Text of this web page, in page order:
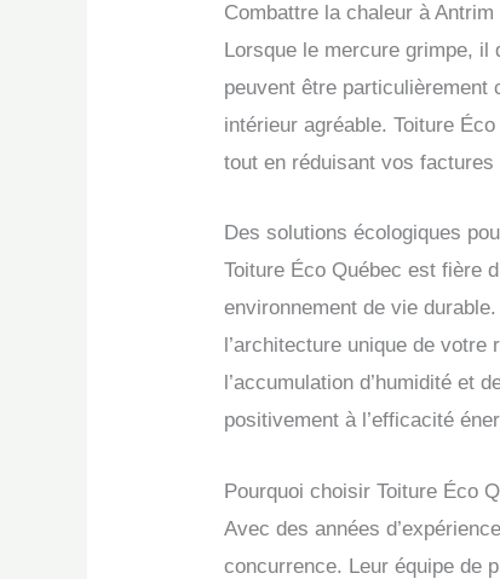
Combattre la chaleur à Antrim
Lorsque le mercure grimpe,
peuvent être
intérieur agréable. Toiture
tout en réduisant vos factures
Des solutions écologiques
Toiture Éco Québec est fière
environnement de vie
l’architecture unique de
l’accumulation d’humidité et
positivement à l’efficacité
Pourquoi choisir Toiture Éco
Avec des années
concurrence. Leur équipe de